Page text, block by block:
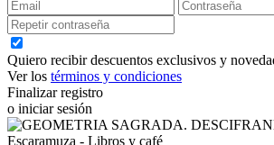
Quiero recibir descuentos exclusivos y
Ver los términos y condiciones
Finalizar registro
o iniciar sesión